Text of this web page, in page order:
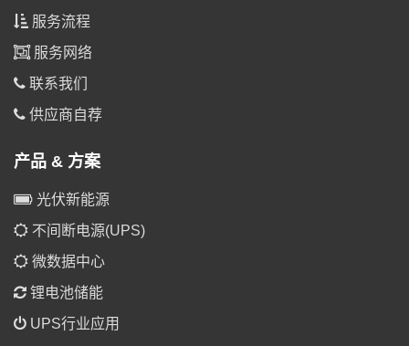
服务流程
服务网络
联系我们
供应商自荐
产品 & 方案
光伏新能源
不间断电源(UPS)
微数据中心
锂电池储能
UPS行业应用